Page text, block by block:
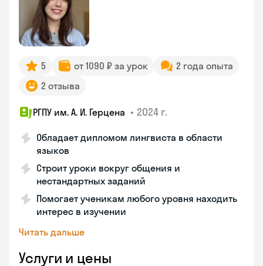
5 от 1090 ₽ за урок
2 года опыта
2 отзыва
РГПУ им. А. И. Герцена • 2024 г.
Обладает дипломом лингвиста в области
языков
Строит уроки вокруг общения и
нестандартных заданий
Помогает ученикам любого уровня находить
интерес в изучении
Читать дальше
Услуги и цены